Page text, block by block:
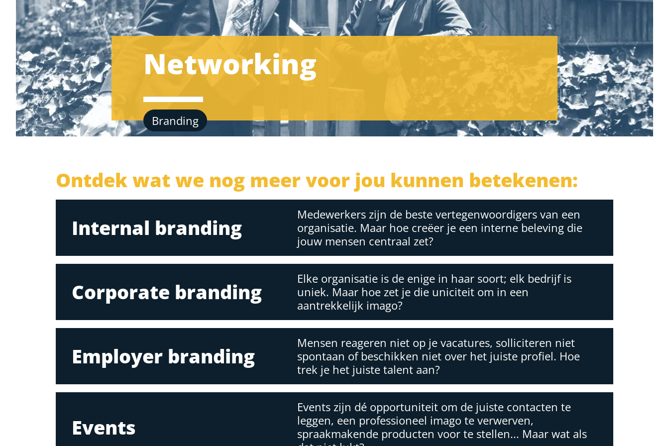
Networking
Branding
Ontdek wat we nog meer voor jou kunnen betekenen:
Internal branding
Medewerkers zijn de beste vertegenwoordigers van een
organisatie. Maar hoe creëer je een interne beleving die
jouw mensen centraal zet?
Corporate branding
Elke organisatie is de enige in haar soort; elk bedrijf is
uniek. Maar hoe zet je die uniciteit om in een
aantrekkelijk imago?
Employer branding
Mensen reageren niet op je vacatures, solliciteren niet
spontaan of beschikken niet over het juiste profiel. Hoe
trek je het juiste talent aan?
Events
Events zijn dé opportuniteit om de juiste contacten te
leggen, een professioneel imago te verwerven,
spraakmakende producten voor te stellen... Maar wat als